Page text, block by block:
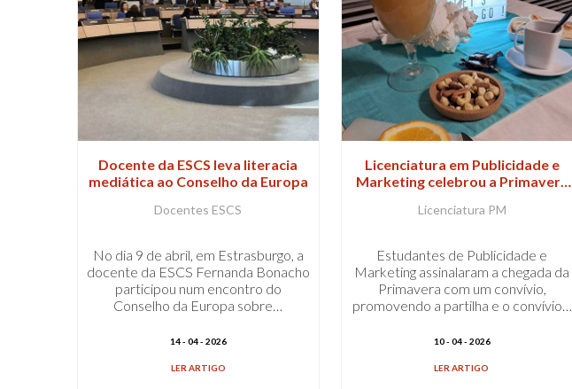
Docente da ESCS leva literacia
mediática ao Conselho da Europa
Docentes ESCS
No dia 9 de abril, em Estrasburgo, a
docente da ESCS Fernanda Bonacho
participou num encontro do
Conselho da Europa sobre…
14 - 04 - 2026
LER ARTIGO
Licenciatura em Publicidade e
Marketing celebrou a Primavera
Licenciatura PM
Estudantes de Publicidade e
Marketing assinalaram a chegada da
Primavera com um convívio,
promovendo a partilha e o convívio…
10 - 04 - 2026
LER ARTIGO